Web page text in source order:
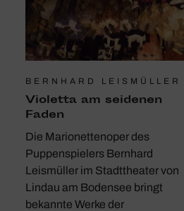
BERNHARD LEISMÜLLER
Violetta am seidenen
Faden
Die Marionettenoper des
Puppenspielers Bernhard
Leismüller im Stadttheater von
Lindau am Bodensee bringt
bekannte Werke der